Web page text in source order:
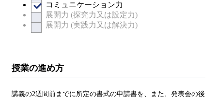
コミュニケーション力
展開力 (探究力又は設定力)
展開力 (実践力又は解決力)
授業の進め方
講義の2週間前までに所定の書式の申請書を、また、発表会の後